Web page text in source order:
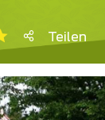
Teilen